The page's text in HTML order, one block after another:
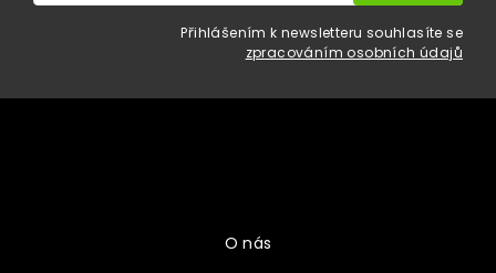
Přihlášením k newsletteru souhlasíte se
zpracováním osobních údajů
O nás